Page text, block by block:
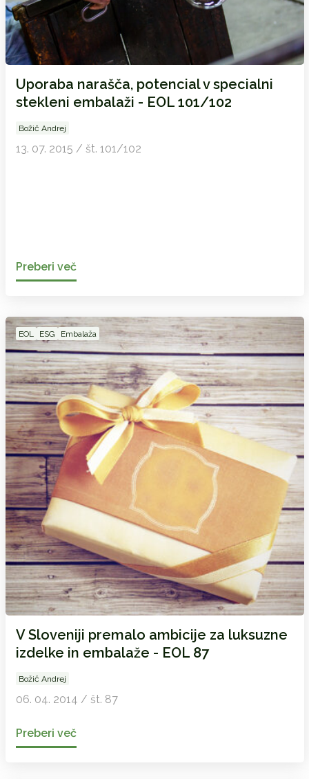
Uporaba narašča, potencial v specialni
stekleni embalaži - EOL 101/102
Božič Andrej
13. 07. 2015 / št. 101/102
Preberi več
EOL ESG Embalaža
V Sloveniji premalo ambicije za luksuzne
izdelke in embalaže - EOL 87
Božič Andrej
06. 04. 2014 / št. 87
Preberi več